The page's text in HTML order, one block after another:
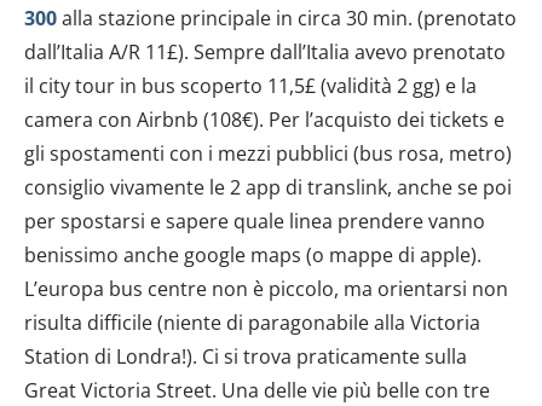
300alla stazione principale in circa 30 min. (prenotato
dall’Italia A/R 11£). Sempre dall’Italia avevo prenotato
il city tour in bus scoperto 11,5£ (validità 2 gg) e la
camera con Airbnb (108€). Per l’acquisto dei tickets e
gli spostamenti con i mezzi pubblici (bus rosa, metro)
consiglio vivamente le 2 app di translink, anche se poi
per spostarsi e sapere quale linea prendere vanno
benissimo anche google maps (o mappe di apple).
L’europa bus centre non è piccolo, ma orientarsi non
risulta difficile (niente di paragonabile alla Victoria
Station di Londra!). Ci si trova praticamente sulla
Great Victoria Street. Una delle vie più belle con tre